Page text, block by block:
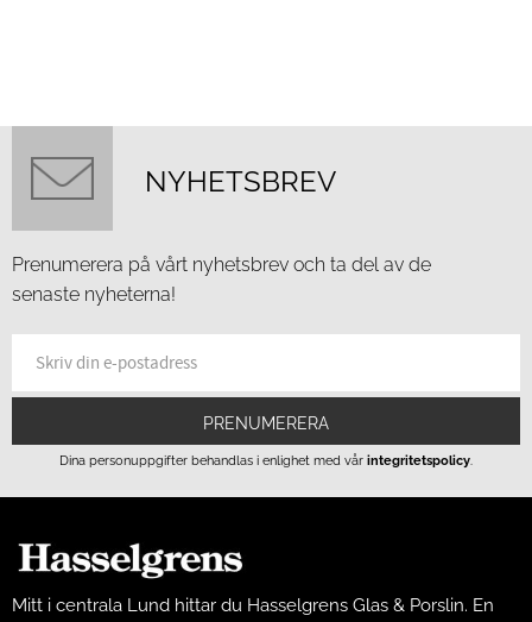
NYHETSBREV
Prenumerera på vårt nyhetsbrev och ta del av de
senaste nyheterna!
PRENUMERERA
Dina personuppgifter behandlas i enlighet med vår integritetspolicy
Mitt i centrala Lund hittar du Hasselgrens Glas & Porslin. En